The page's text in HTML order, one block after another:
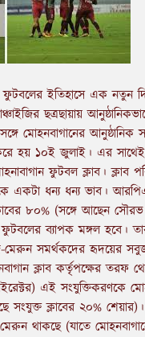
ইতিহাসে এক নতুন
ছত্রছায়ায়
মোহনবাগানের
হয় ১০ই জুলাই। এর সাথেই
ফুটবল ক্লাব। ক্লাব
একটা ধন্য ধন্য ভাব।
৮০% (সঙ্গে আছেন সৌরভ
ব্যাপক মঙ্গল হবে।
সমর্থকদের হৃদয়ের
ক্লাব কর্তৃপক্ষের
এই সংযুক্তিকরণকে
সংযুক্ত ক্লাবের ২০%
থাকছে (যাতে